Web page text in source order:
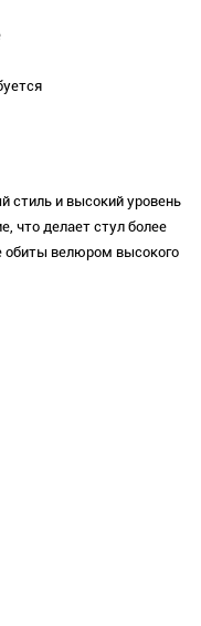
стиль и высокий уровень
что делает стул более
обиты велюром высокого